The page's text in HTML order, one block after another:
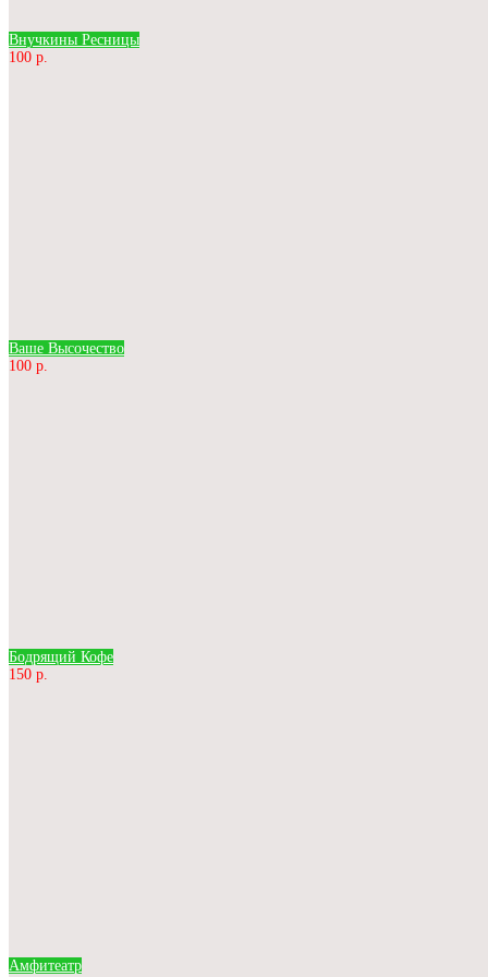
Внучкины Ресницы
100 р.
Ваше Высочество
100 р.
Бодрящий Кофе
150 р.
Амфитеатр